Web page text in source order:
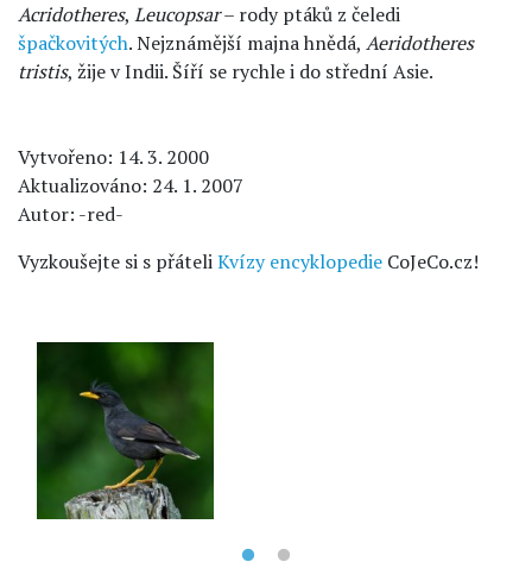
Acridotheres, Leucopsar– rody ptáků z čeledi
špačkovitých. Nejznámější majna hnědá, Aeridotheres
tristis, žije v Indii. Šíří se rychle i do střední Asie.
Vytvořeno: 14. 3. 2000
Aktualizováno: 24. 1. 2007
Autor: -red-
Vyzkoušejte si s přáteliKvízy encyklopedie CoJeCo.cz!